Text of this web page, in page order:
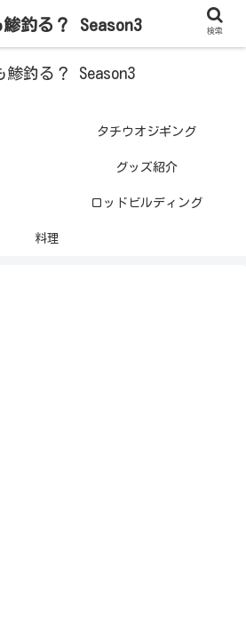
鯵釣る？ Season3
タチウオジギング
グッズ紹介
ロッドビルディング
料理
釣る？ Season3 検索